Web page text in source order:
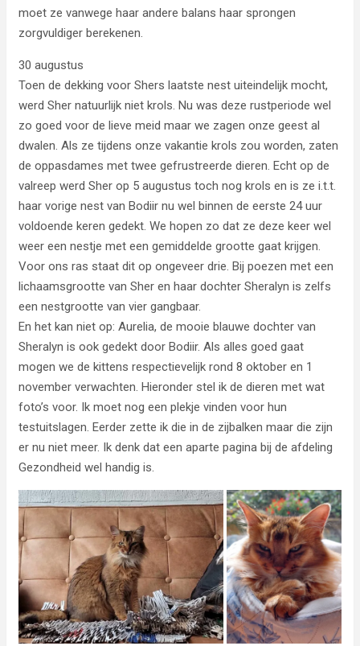
moet ze vanwege haar andere balans haar sprongen
zorgvuldiger berekenen.
30 augustus
Toen de dekking voor Shers laatste nest uiteindelijk mocht,
werd Sher natuurlijk niet krols. Nu was deze rustperiode wel
zo goed voor de lieve meid maar we zagen onze geest al
dwalen. Als ze tijdens onze vakantie krols zou worden, zaten
de oppasdames met twee gefrustreerde dieren. Echt op de
valreep werd Sher op 5 augustus toch nog krols en is ze i.t.t.
haar vorige nest van Bodiir nu wel binnen de eerste 24 uur
voldoende keren gedekt. We hopen zo dat ze deze keer wel
weer een nestje met een gemiddelde grootte gaat krijgen.
Voor ons ras staat dit op ongeveer drie. Bij poezen met een
lichaamsgrootte van Sher en haar dochter Sheralyn is zelfs
een nestgrootte van vier gangbaar.
En het kan niet op: Aurelia, de mooie blauwe dochter van
Sheralyn is ook gedekt door Bodiir. Als alles goed gaat
mogen we de kittens respectievelijk rond 8 oktober en 1
november verwachten. Hieronder stel ik de dieren met wat
foto’s voor. Ik moet nog een plekje vinden voor hun
testuitslagen. Eerder zette ik die in de zijbalken maar die zijn
er nu niet meer. Ik denk dat een aparte pagina bij de afdeling
Gezondheid wel handig is.